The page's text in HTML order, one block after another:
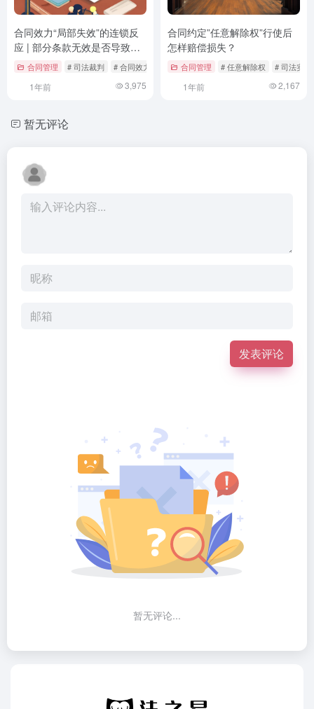
合同效力“局部失效”的连锁反
应 | 部分条款无效是否导致整
个合同崩塌？
合同管理 # 司法裁判 # 合同效力 # 条款无效
1年前 3,975
合同约定”任意解除权”行使后
怎样赔偿损失？
合同管理 # 任意解除权 # 司法实践
1年前 2,167
暂无评论
发表评论
暂无评论...